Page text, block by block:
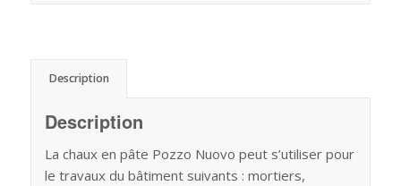
Description
Description
La chaux en pâte Pozzo Nuovo peut s’utiliser pour
le travaux du bâtiment suivants : mortiers,